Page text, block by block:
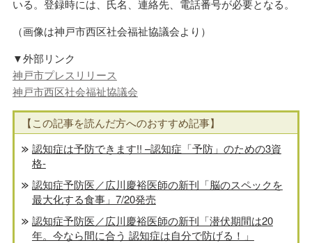
いる。登録時には、氏名、連絡先、電話番号が必要となる。
（画像は神戸市西区社会福祉協議会より）
▼外部リンク
神戸市プレスリリース
神戸市西区社会福祉協議会
【この記事を読んだ方へのおすすめ記事】
認知症は予防できます!! –認知症「予防」のための3資
格-
認知症予防医／広川慶裕医師の新刊「脳のスペックを
最大化する食事」7/20発売
認知症予防医／広川慶裕医師の新刊「潜伏期間は20
年。今なら間に合う 認知症は自分で防げる！」